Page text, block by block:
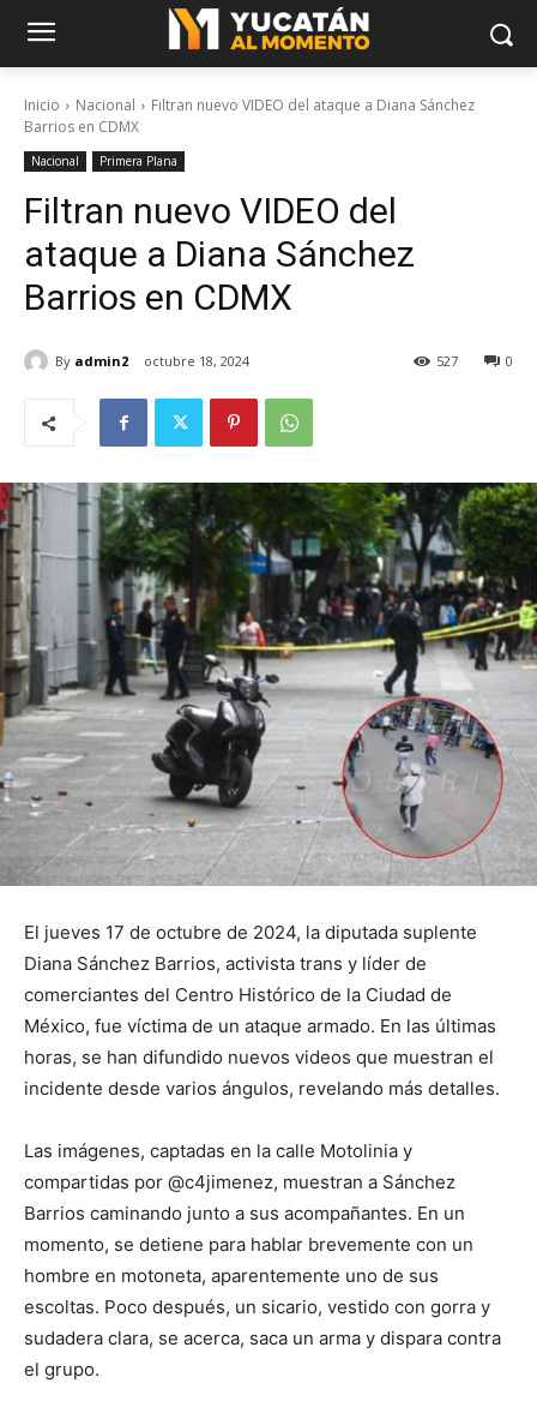
Inicio Nacional
Filtran nuevo VIDEO del ataque a Diana Sánchez
Barrios en CDMX
Nacional Primera Plana
Filtran nuevo VIDEO del
ataque a Diana Sánchez
Barrios en CDMX
By admin2 octubre 18, 2024 0
527
El jueves 17 de octubre de 2024, la diputada suplente
Diana Sánchez Barrios, activista trans y líder de
comerciantes del Centro Histórico de la Ciudad de
México, fue víctima de un ataque armado. En las últimas
horas, se han difundido nuevos videos que muestran el
incidente desde varios ángulos, revelando más detalles.
Las imágenes, captadas en la calle Motolinia y
compartidas por @c4jimenez, muestran a Sánchez
Barrios caminando junto a sus acompañantes. En un
momento, se detiene para hablar brevemente con un
hombre en motoneta, aparentemente uno de sus
escoltas. Poco después, un sicario, vestido con gorra y
sudadera clara, se acerca, saca un arma y dispara contra
el grupo.